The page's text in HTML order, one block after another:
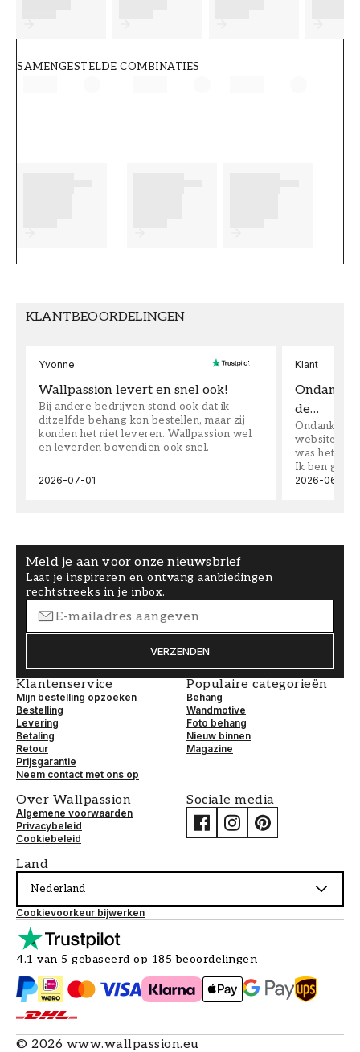
SAMENGESTELDE COMBINATIES
KLANTBEOORDELINGEN
Yvonne
Wallpassion levert en snel ook!
Bij andere bedrijven stond ook dat ik
ditzelfde behang kon bestellen, maar zij
konden het niet leveren. Wallpassion wel
en leverden bovendien ook snel.
2026-07-01
Klant
Ondanks
de…
Ondanks
website
was het
Ik ben
2026-06-08
Meld je aan voor onze nieuwsbrief
Laat je inspireren en ontvang aanbiedingen
rechtstreeks in je inbox.
VERZENDEN
Klantenservice
Mijn bestelling opzoeken
Bestelling
Levering
Betaling
Retour
Prijsgarantie
Neem contact met ons op
Populaire categorieën
Behang
Wandmotive
Foto behang
Nieuw binnen
Magazine
Over Wallpassion
Algemene voorwaarden
Privacybeleid
Cookiebeleid
Sociale media
Land
Nederland
Cookievoorkeur bijwerken
4.1 van 5 gebaseerd op 185 beoordelingen
© 2026 www.wallpassion.eu